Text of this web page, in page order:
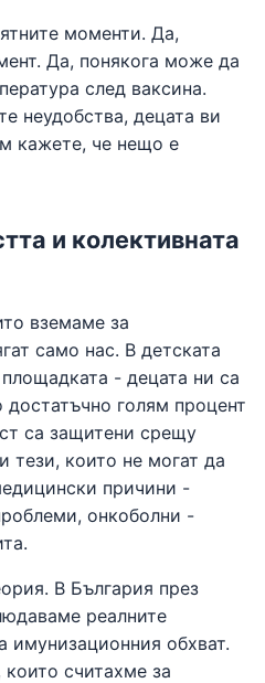
моменти. Да,
Да, понякога може да
след ваксина.
неудобства, децата ви
кажете, че нещо е
и колективната
вземаме за
само нас. В детската
- децата ни са
достатъчно голям процент
са защитени срещу
тези, които не могат да
причини -
онкоболни -
В България през
реалните
имунизационния обхват.
считахме за